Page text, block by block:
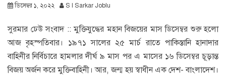
ডিসেম্বর ১, ২০২২ S I Sarkar Joblu
সুরমার ঢেউ সংবাদ :: মুক্তিযুদ্ধের মহান বিজয়ের মাস ডিসেম্বর শুরু হলো
আজ বৃহস্পতিবার। ১৯৭১ সালের ২৫ মার্চ রাতে পাকিস্তানি হানাদার
বাহিনীর নির্বিচারে হামলার দীর্ঘ ৯ মাস পর এ মাসের ১৬ ডিসেম্বর চূড়ান্ত
বিজয় অর্জন করে মুক্তিবাহিনী। আর, জন্ম হয় স্বাধীন এক দেশ- বাংলাদেশ।